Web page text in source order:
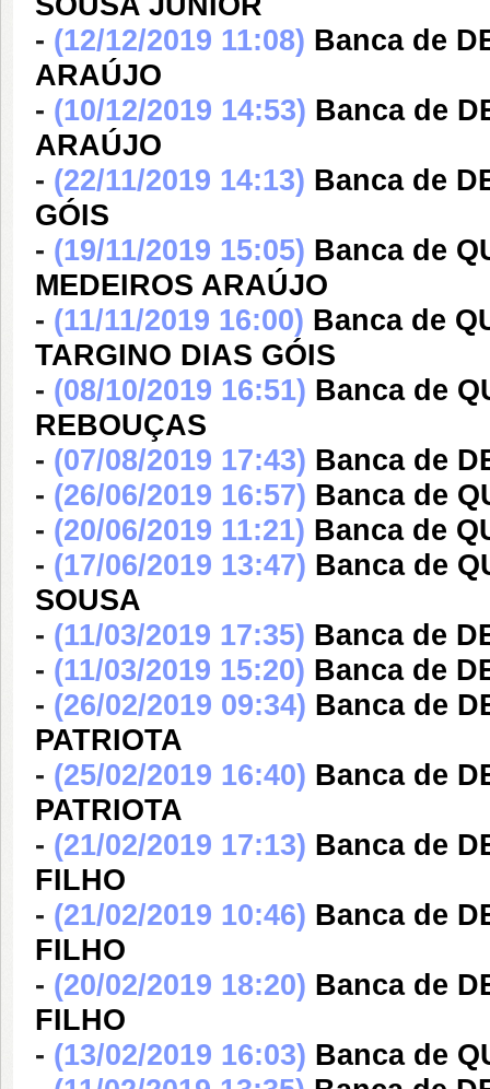
- (12/12/2019 11:08) Banca de
ARAÚJO
- (10/12/2019 14:53) Banca de
ARAÚJO
- (22/11/2019 14:13) Banca de
GÓIS
- (19/11/2019 15:05) Banca de
MEDEIROS ARAÚJO
- (11/11/2019 16:00) Banca de
TARGINO DIAS GÓIS
- (08/10/2019 16:51) Banca de
REBOUÇAS
- (07/08/2019 17:43) Banca de
- (26/06/2019 16:57) Banca de
- (20/06/2019 11:21) Banca de
- (17/06/2019 13:47) Banca de
SOUSA
- (11/03/2019 17:35) Banca de
- (11/03/2019 15:20) Banca de
- (26/02/2019 09:34) Banca de
PATRIOTA
- (25/02/2019 16:40) Banca de
PATRIOTA
- (21/02/2019 17:13) Banca de
FILHO
- (21/02/2019 10:46) Banca de
FILHO
- (20/02/2019 18:20) Banca de
FILHO
- (13/02/2019 16:03) Banca de